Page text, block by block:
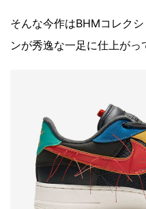
そんな今作はBHMコレク
ンが秀逸な一足に仕上がっ